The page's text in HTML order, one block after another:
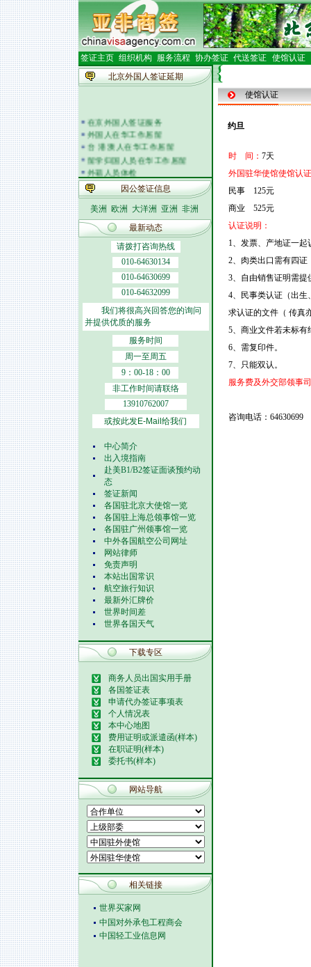
签证主页 组织机构 服务流程 协办签证 代送签证 使馆认证
北京外国人签证延期
在京外国人签证服务
外国人在华工作居留
台 港 澳人在华工作居留
留学归国人员在华工作居留
外籍人员体检
外国人在华开车
签证邀请函电
外商投资企业
外国(地区)企业常驻代表机构
北京市居民出境证件
因公签证信息
美洲 欧洲 大洋洲 亚洲 非洲
最新动态
请拨打咨询热线
010-64630134
010-64630699
010-64632099
我们将很高兴回答您的询问
并提供优质的服务
服务时间
周一至周五
9：00-18：00
非工作时间请联络
13910762007
或按此发E-Mail给我们
中心简介
出入境指南
赴美B1/B2签证面谈预约动
态
签证新闻
各国驻北京大使馆一览
各国驻上海总领事馆一览
各国驻广州领事馆一览
中外各国航空公司网址
网站律师
免责声明
本站出国常识
航空旅行知识
最新外汇牌价
世界时间差
世界各国天气
下载专区
商务人员出国实用手册
各国签证表
申请代办签证事项表
个人情况表
本中心地图
费用证明或派遣函(样本)
在职证明(样本)
委托书(样本)
网站导航
相关链接
世界买家网
中国对外承包工程商会
中国轻工业信息网
使馆认证
约旦
时 间： 7天
外国驻华使馆使馆认
民事 125元
商业 525元
认证说明：
1、发票、产地证一起
2、肉类出口需有四证
3、自由销售证明需
4、民事类认证（出
求认证的文件（ 传真
5、商业文件若未标
6、需复印件。
7、只能双认。
服务费及外交部领事
咨询电话：64630699